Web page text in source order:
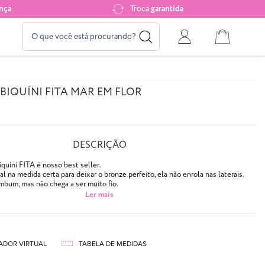
Trocagarantida
FITA MAR EM FLOR
DESCRIÇÃO
FITA é nosso best seller.
na medida certa para deixar o bronze perfeito, ela não enrola nas laterais.
mas não chega a ser muito fio.
VIRTUAL TABELA DE MEDIDAS